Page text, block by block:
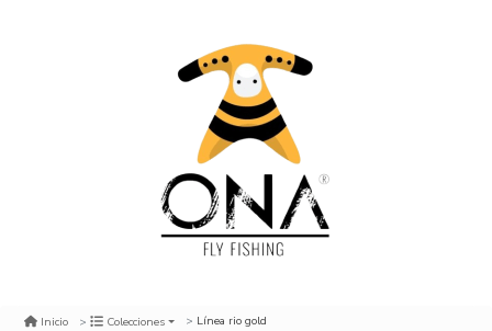
Inicio Colecciones Línea rio gold